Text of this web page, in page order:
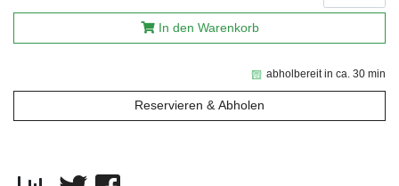
abholbereit in ca. 30 min
Reservieren & Abholen
In den Warenkorb